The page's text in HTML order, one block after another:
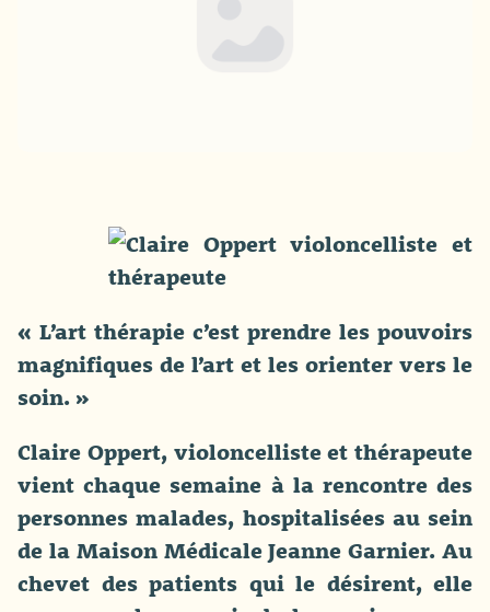
« L’art thérapie c’est prendre les pouvoirs
magnifiques de l’art et les orienter vers le
soin. »
Claire Oppert, violoncelliste et thérapeute
vient chaque semaine à la rencontre des
personnes malades, hospitalisées au sein
de la Maison Médicale Jeanne Garnier. Au
chevet des patients qui le désirent, elle